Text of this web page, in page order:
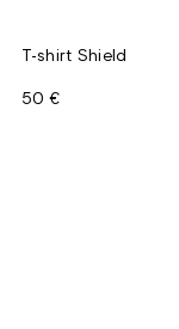
T-shirt Shield
50 €